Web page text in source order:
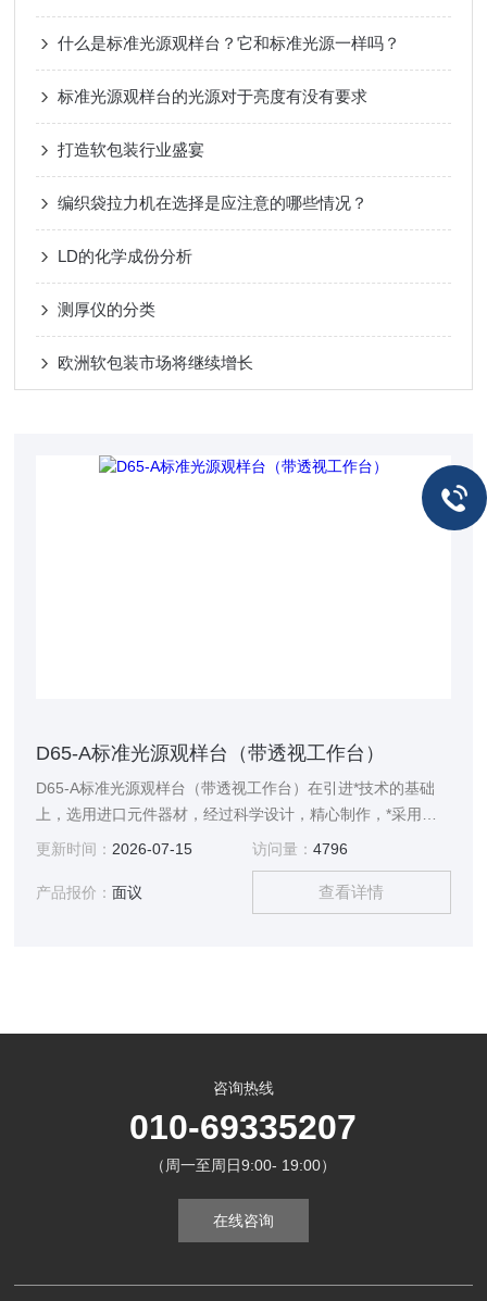
什么是标准光源观样台？它和标准光源一样吗？
标准光源观样台的光源对于亮度有没有要求
打造软包装行业盛宴
编织袋拉力机在选择是应注意的哪些情况？
LD的化学成份分析
测厚仪的分类
欧洲软包装市场将继续增长
D65-A标准光源观样台（带透视工作台）
D65-A标准光源观样台（带透视工作台）在引进*技术的基础
上，选用进口元件器材，经过科学设计，精心制作，*采用上
下光源，更直观的观察式样，无论在外观造型还是使用性能上
更新时间： 2026-07-15 访问量： 4796
产品报价：面议 查看详情
咨询热线
010-69335207
（周一至周日9:00- 19:00）
在线咨询